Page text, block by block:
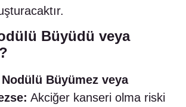
Büyüdü veya
Büyümez veya
Akciğer kanseri olma riski